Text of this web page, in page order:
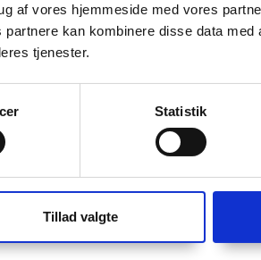
af vores hjemmeside med vores
kan kombinere disse data med
tjenester.
Statistik
Tillad valgte